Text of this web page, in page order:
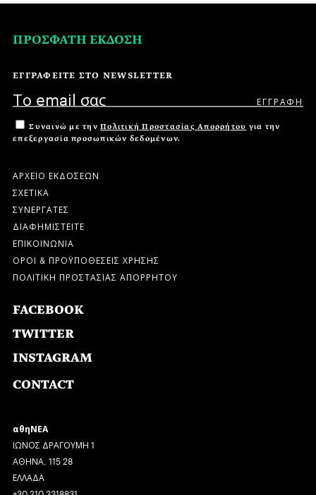
ΠΡΟΣΦΑΤΗ ΕΚΔΟΣΗ
ΕΓΓΡΑΦΕΙΤΕ ΣΤΟ NEWSLETTER
Συναινώ με την Πολιτική Προστασίας Απορρήτου για την
επεξεργασία προσωπικών δεδομένων.
ΑΡΧΕΙΟ ΕΚΔΟΣΕΩΝ
ΣΧΕΤΙΚΑ
ΣΥΝΕΡΓΑΤΕΣ
ΔΙΑΦΗΜΙΣΤΕΙΤΕ
ΕΠΙΚΟΙΝΩΝΙΑ
ΟΡΟΙ & ΠΡΟΫΠΟΘΕΣΕΙΣ ΧΡΗΣΗΣ
ΠΟΛΙΤΙΚΗ ΠΡΟΣΤΑΣΙΑΣ ΑΠΟΡΡΗΤΟΥ
FACEBOOK
TWITTER
INSTAGRAM
CONTACT
αθηΝΕΑ
ΙΩΝΟΣ ΔΡΑΓΟΥΜΗ 1
ΑΘΗΝΑ, 115 28
ΕΛΛΑΔΑ